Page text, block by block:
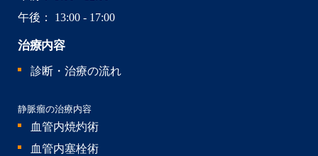
午後 ： 13:00 - 17:00
治療内容
診断・治療の流れ
静脈瘤の治療内容
血管内焼灼術
血管内塞栓術